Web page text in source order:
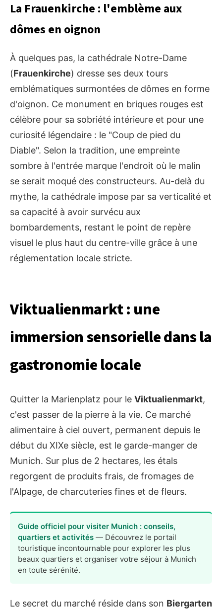
La Frauenkirche : l'emblème aux
dômes en oignon
À quelques pas, la cathédrale Notre-Dame
(Frauenkirche) dresse ses deux tours
emblématiques surmontées de dômes en forme
d'oignon. Ce monument en briques rouges est
célèbre pour sa sobriété intérieure et pour une
curiosité légendaire : le "Coup de pied du
Diable". Selon la tradition, une empreinte
sombre à l'entrée marque l'endroit où le malin
se serait moqué des constructeurs. Au-delà du
mythe, la cathédrale impose par sa verticalité et
sa capacité à avoir survécu aux
bombardements, restant le point de repère
visuel le plus haut du centre-ville grâce à une
réglementation locale stricte.
Viktualienmarkt : une
immersion sensorielle dans la
gastronomie locale
Quitter la Marienplatz pour le Viktualienmarkt,
c'est passer de la pierre à la vie. Ce marché
alimentaire à ciel ouvert, permanent depuis le
début du XIXe siècle, est le garde-manger de
Munich. Sur plus de 2 hectares, les étals
regorgent de produits frais, de fromages de
l'Alpage, de charcuteries fines et de fleurs.
Guide officiel pour visiter Munich : conseils,
quartiers et activités — Découvrez le portail
touristique incontournable pour explorer les plus
beaux quartiers et organiser votre séjour à Munich
en toute sérénité.
Le secret du marché réside dans son Biergarten